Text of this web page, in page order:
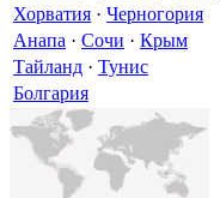
Хорватия · Черногория
Анапа · Сочи · Крым
Тайланд · Тунис
Болгария